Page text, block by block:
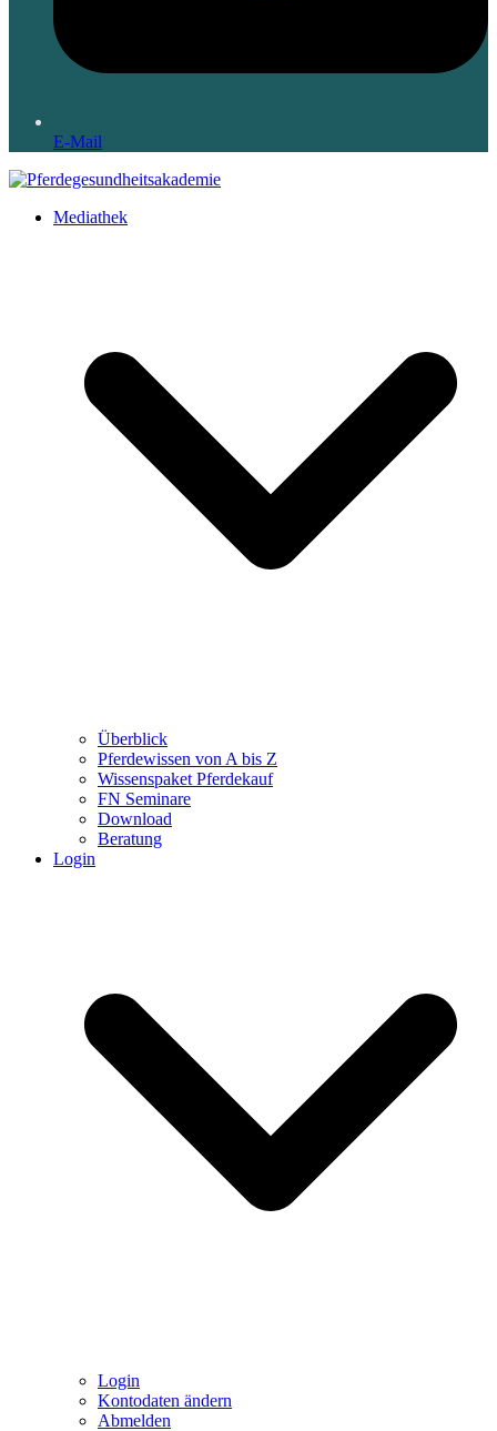
E-Mail
Mediathek
Überblick
Pferdewissen von A bis Z
Wissenspaket Pferdekauf
FN Seminare
Download
Beratung
Login
Login
Kontodaten ändern
Abmelden